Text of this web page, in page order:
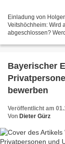
Einladung von
Veitshöchheim: Wird
abgeschlossen?
Bayerischer
bewerben
Veröffentlicht am
Von Dieter Gürz